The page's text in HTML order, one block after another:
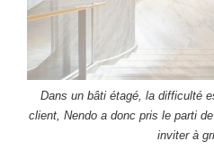
Dans un bâti étagé, la difficulté
client, Nendo a donc pris le parti
inviter à